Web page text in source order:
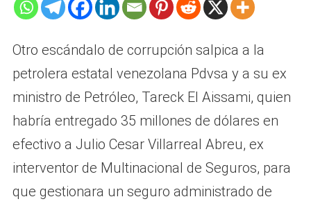
Otro escándalo de corrupción salpica a la
petrolera estatal venezolana Pdvsa y a su ex
ministro de Petróleo, Tareck El Aissami, quien
habría entregado 35 millones de dólares en
efectivo a Julio Cesar Villarreal Abreu, ex
interventor de Multinacional de Seguros, para
que gestionara un seguro administrado de